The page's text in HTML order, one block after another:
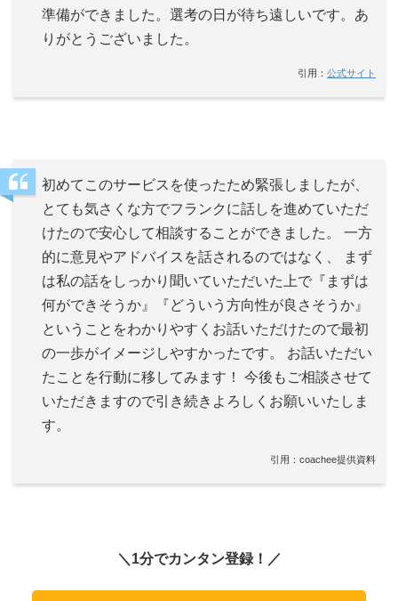
準備ができました。選考の日が待ち遠しいです。あ
りがとうございました。
引用： 公式サイト
初めてこのサービスを使ったため緊張しましたが、
とても気さくな方でフランクに話しを進めていただ
けたので安心して相談することができました。 一方
的に意見やアドバイスを話されるのではなく、 まず
は私の話をしっかり聞いていただいた上で『まずは
何ができそうか』『どういう方向性が良さそうか』
ということをわかりやすくお話いただけたので最初
の一歩がイメージしやすかったです。 お話いただい
たことを行動に移してみます！ 今後もご相談させて
いただきますので引き続きよろしくお願いいたしま
す。
引用：coachee提供資料
＼1分でカンタン登録！／